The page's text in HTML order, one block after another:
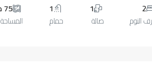
2
النوم
1
صالة
1
حمام
75 م2
المساحة